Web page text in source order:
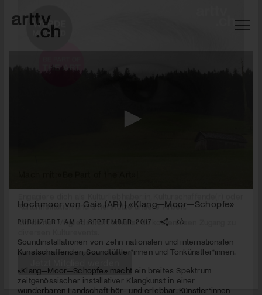
seconds
seconds
Hochmoor von Gais (AR) | «Klang—Moor—Schopfe»
PUBLIZIERT AM 3. SEPTEMBER 2017
Soundinstallationen von zehn nationalen und internationalen
Kunstschaffenden, Soundtüftler*innen und Tonkünstler*innen.
«Klang—Moor—Schopfe» macht ein breites Spektrum
zeitgenössischer installativer Klangkunst in einer
wunderbaren Landschaft hör- und erlebbar. Künstler*innen
Mach mit: «Be Part of the Art»!
Engagiere dich als Kulturliebhaber:in, Kulturschaffende(r) oder
Mit deiner Mitgliedschaft erhältst du kostenlosen Zugang zu
diversen Kulturevents.
Jetzt Mitglied werden